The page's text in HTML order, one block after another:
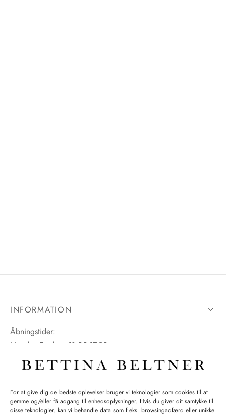
For at give dig de bedste oplevelser bruger vi teknologier som cookies til at
gemme og/eller få adgang til enhedsoplysninger. Hvis du giver dit samtykke til
disse teknologier, kan vi behandle data som f.eks. browsingadfærd eller unikke
INFORMATION
Åbningstider:
Mandag-Fredag: 11.00-17.30
Lørdag: 11.00-15.00
SPØRGSMÅL WEBORDRE